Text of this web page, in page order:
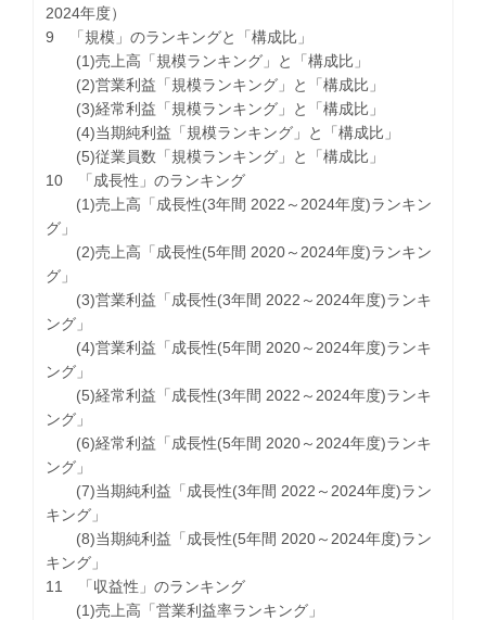
2024年度）
9 「規模」のランキングと「構成比」
(1)売上高「規模ランキング」と「構成比」
(2)営業利益「規模ランキング」と「構成比」
(3)経常利益「規模ランキング」と「構成比」
(4)当期純利益「規模ランキング」と「構成比」
(5)従業員数「規模ランキング」と「構成比」
10 「成長性」のランキング
(1)売上高「成長性(3年間 2022～2024年度)ランキン
グ」
(2)売上高「成長性(5年間 2020～2024年度)ランキン
グ」
(3)営業利益「成長性(3年間 2022～2024年度)ランキ
ング」
(4)営業利益「成長性(5年間 2020～2024年度)ランキ
ング」
(5)経常利益「成長性(3年間 2022～2024年度)ランキ
ング」
(6)経常利益「成長性(5年間 2020～2024年度)ランキ
ング」
(7)当期純利益「成長性(3年間 2022～2024年度)ラン
キング」
(8)当期純利益「成長性(5年間 2020～2024年度)ラン
キング」
11 「収益性」のランキング
(1)売上高「営業利益率ランキング」